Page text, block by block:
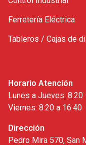
Ferretería Eléctrica
Tableros / Cajas de
Horario Atención
Lunes a Jueves: 8:20
Viernes: 8:20 a 16:40
Dirección
Pedro Mira 570, San